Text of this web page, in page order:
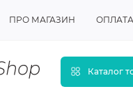
ПРО МАГАЗИН ОПЛАТА
Каталог